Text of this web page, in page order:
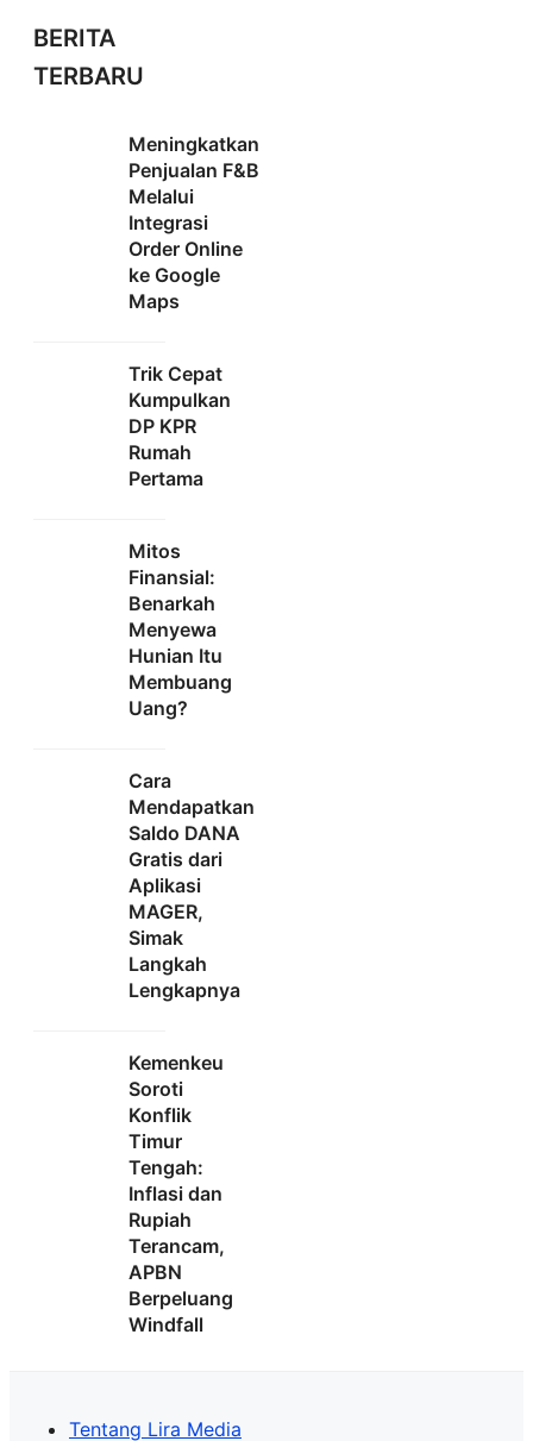
BERITA
TERBARU
Meningkatkan
Penjualan F&B
Melalui
Integrasi
Order Online
ke Google
Maps
Trik Cepat
Kumpulkan
DP KPR
Rumah
Pertama
Mitos
Finansial:
Benarkah
Menyewa
Hunian Itu
Membuang
Uang?
Cara
Mendapatkan
Saldo DANA
Gratis dari
Aplikasi
MAGER,
Simak
Langkah
Lengkapnya
Kemenkeu
Soroti
Konflik
Timur
Tengah:
Inflasi dan
Rupiah
Terancam,
APBN
Berpeluang
Windfall
Tentang Lira Media